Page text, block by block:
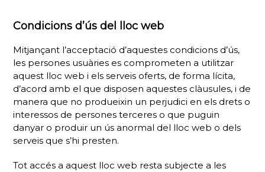
Condicions d’ús del lloc web
Mitjançant l’acceptació d’aquestes condicions d’ús,
les persones usuàries es comprometen a utilitzar
aquest lloc web i els serveis oferts, de forma lícita,
d’acord amb el que disposen aquestes clàusules, i de
manera que no produeixin un perjudici en els drets o
interessos de persones terceres o que puguin
danyar o produir un ús anormal del lloc web o dels
serveis que s’hi presten.
Tot accés a aquest lloc web resta subjecte a les